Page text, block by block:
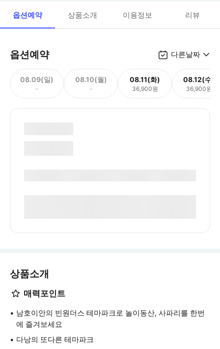
옵션예약 상품소개 이용정보 리뷰
옵션예약 다른날짜
08.09(일)
-
08.10(월)
-
08.11(화)
36,900원
08.12(수)
36,900원
상품소개
매력포인트
남호이안의 빈원더스 테마파크로 놀이동산, 사파리를 한번
에 즐겨보세요
다낭의 또다른 테마파크